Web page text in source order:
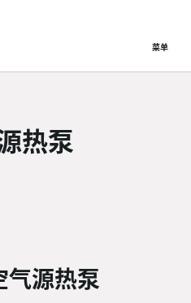
菜单
热泵
气源热泵